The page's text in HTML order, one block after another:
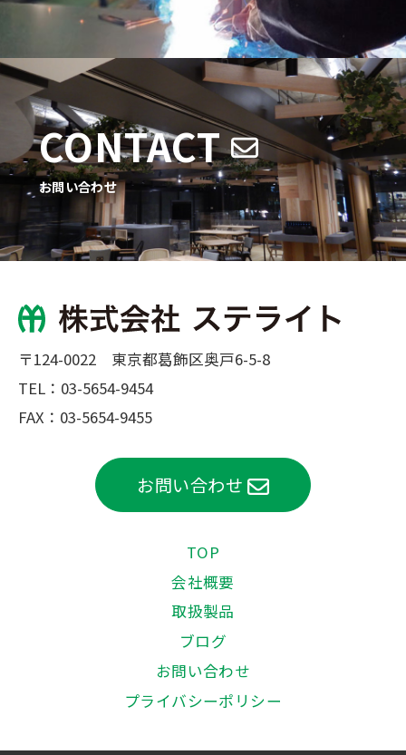
CONTACT
お問い合わせ
〒124-0022 東京都葛飾区奥戸6-5-8
TEL： 03-5654-9454
FAX：03-5654-9455
お問い合わせ
TOP
会社概要
取扱製品
ブログ
お問い合わせ
プライバシーポリシー